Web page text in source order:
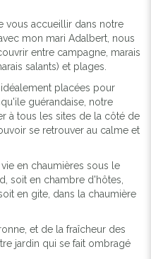
vous accueillir dans notre
mon mari Adalbert, nous
entre campagne, marais
salants) et plages.
placées pour
guérandaise, notre
à tous les sites de la côté de
se retrouver au calme et
en chaumières sous le
soit en chambre d'hôtes,
en gite, dans la chaumière
et de la fraîcheur des
jardin qui se fait ombragé